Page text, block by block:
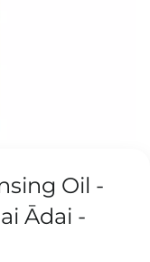
Oil -
Ādai -